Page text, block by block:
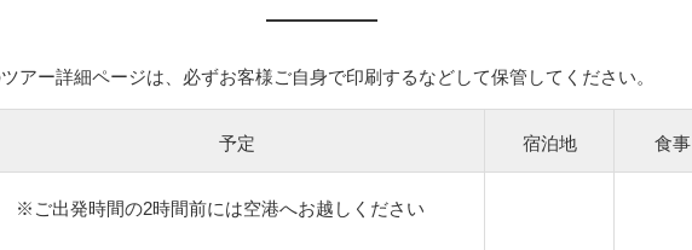
アー詳細ページは、必ずお客様ご自身で印刷するなどして保管してください。
予定 宿泊地 食事
※ご出発時間の2時間前には空港へお越しください